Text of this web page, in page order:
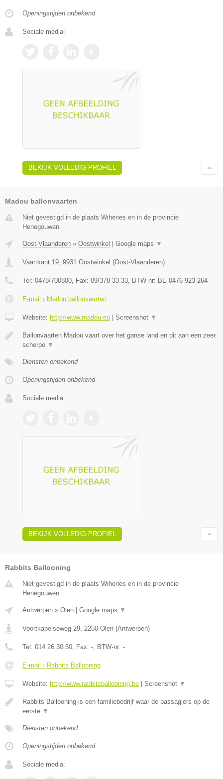
Openingstijden onbekend
Sociale media:
BEKIJK VOLLEDIG PROFIEL
Madou ballonvaarten
Niet gevestigd in de plaats Wiheries en in de provincie
Henegouwen.
Oost-Vlaanderen » Oostwinkel Google maps ▼
Vaartkant 19, 9931 Oostwinkel (Oost-Vlaanderen)
Tel: 0478/700800, Fax: 09/378 33 33, BTW-nr: BE 0476 923 264
E-mail › Madou ballonvaarten
Website: http://www.madou.eu Screenshot ▼
Ballonvaarten Madou vaart over het ganse land en dit aan een zeer
scherpe ▼
Diensten onbekend
Openingstijden onbekend
Sociale media:
BEKIJK VOLLEDIG PROFIEL
Rabbits Ballooning
Niet gevestigd in de plaats Wiheries en in de provincie
Henegouwen.
Antwerpen » Olen | Google maps ▼
Voortkapelseweg 29 2250 Olen (Antwerpen)
Tel: 014 26 30 50 , Fax: - , BTW-nr: -
E-mail › Rabbits Ballooning
Website: http://www.rabbitsballooning.be | Screenshot ▼
Rabbits Ballooning is een familiebedrijf waar de passagiers op de
eerste ▼
Diensten onbekend
Openingstijden onbekend
Sociale media: